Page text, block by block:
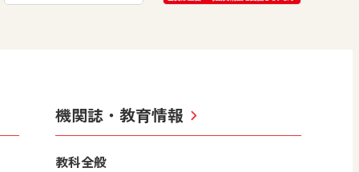
機関誌・教育情報
教科全般